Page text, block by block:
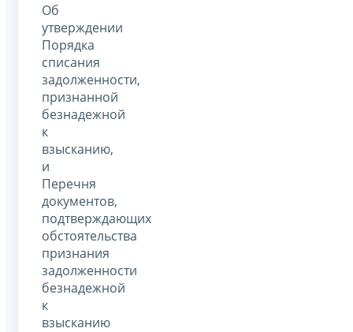
Об
утверждении
Порядка
списания
задолженности,
признанной
безнадежной
к
взысканию,
и
Перечня
документов,
подтверждающих
обстоятельства
признания
задолженности
безнадежной
к
взысканию